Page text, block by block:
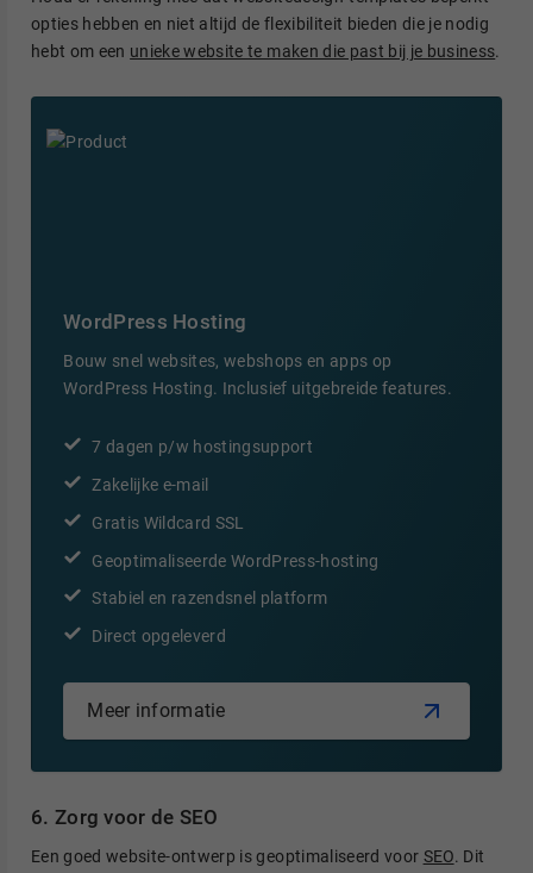
opties hebben en niet altijd de flexibiliteit bieden die je nodig
hebt om een unieke website te maken die past bij je business.
WordPress Hosting
Bouw snel websites, webshops en apps op
WordPress Hosting. Inclusief uitgebreide features.
7 dagen p/w hostingsupport
Zakelijke e-mail
Gratis Wildcard SSL
Geoptimaliseerde WordPress-hosting
Stabiel en razendsnel platform
Direct opgeleverd
Meer informatie
6. Zorg voor de SEO
Een goed website-ontwerp is geoptimaliseerd voor SEO. Dit